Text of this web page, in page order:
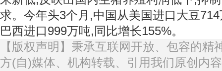
求。今年头3个月,中国从美国进口大豆
巴西进口999万吨,同比增长155%。
【版权声明】秉承互联网开放、包容的精
方(自)媒体、机构转载、引用我们原创内